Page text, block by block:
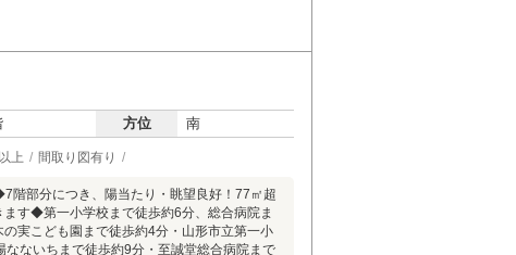
方位 南
上 間取り図有り
部分につき、陽当たり・眺望良好！77㎡超
す◆第一小学校まで徒歩約6分、総合病院ま
実こども園まで徒歩約4分・山形市立第一小
ないちまで徒歩約9分・至誠堂総合病院まで